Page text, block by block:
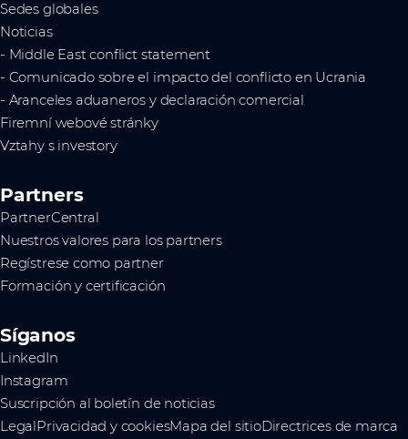
Sedes globales
Noticias
- Middle East conflict statement
- Comunicado sobre el impacto del conflicto en Ucrania
- Aranceles aduaneros y declaración comercial
Firemní webové stránky
Vztahy s investory
Partners
PartnerCentral
Nuestros valores para los partners
Regístrese como partner
Formación y certificación
Síganos
LinkedIn
Instagram
Suscripción al boletín de noticias
LegalPrivacidad y cookiesMapa del sitioDirectrices de marca